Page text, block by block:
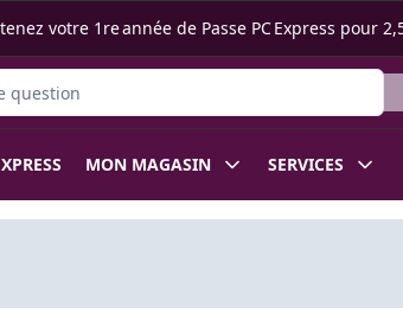
votre 1re année de Passe PC Express pour
MON MAGASIN SERVICES